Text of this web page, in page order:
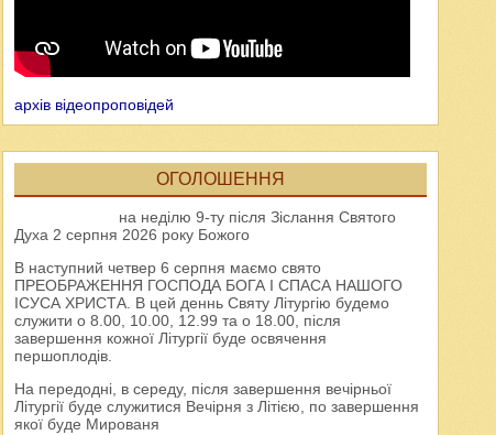
архів відеопроповідей
ОГОЛОШЕННЯ
на неділю 9-ту після Зіслання Святого
Духа 2 серпня 2026 року Божого
В наступний четвер 6 серпня маємо свято
ПРЕОБРАЖЕННЯ ГОСПОДА БОГА І СПАСА НАШОГО
ІСУСА ХРИСТА. В цей деннь Святу Літургію будемо
служити о 8.00, 10.00, 12.99 та о 18.00, після
завершення кожної Літургії буде освячення
першоплодів.
На передодні, в середу, після завершення вечірньої
Літургії буде служитися Вечірня з Літією, по завершення
якої буде Мированя